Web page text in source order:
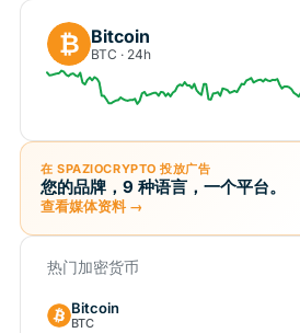
₿ Bitcoin
BTC · 24h
在 SPAZIOCRYPTO 投放广告
您的品牌，9 种语言，一个平台。
查看媒体资料 →
热门加密货币
Bitcoin
BTC